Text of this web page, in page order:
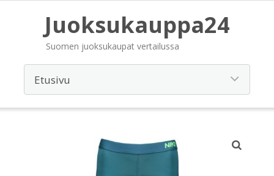
Juoksukauppa24
Suomen juoksukaupat vertailussa